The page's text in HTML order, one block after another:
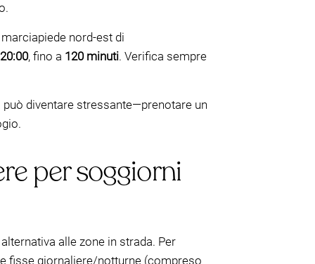
nord-est di
, fino a 120 minuti. Verifica sempre
diventare stressante—prenotare un
per soggiorni
alle zone in strada. Per
fisse giornaliere/notturne (compreso